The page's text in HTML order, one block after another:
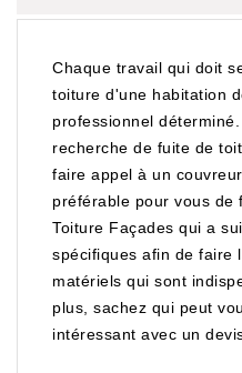
Chaque travail qui doit
toiture d'une habitation
professionnel
recherche de fuite de
faire appel à un
préférable pour vous de
Toiture Façades qui a
spécifiques afin de faire
matériels qui sont
plus, sachez qui peut
intéressant avec un